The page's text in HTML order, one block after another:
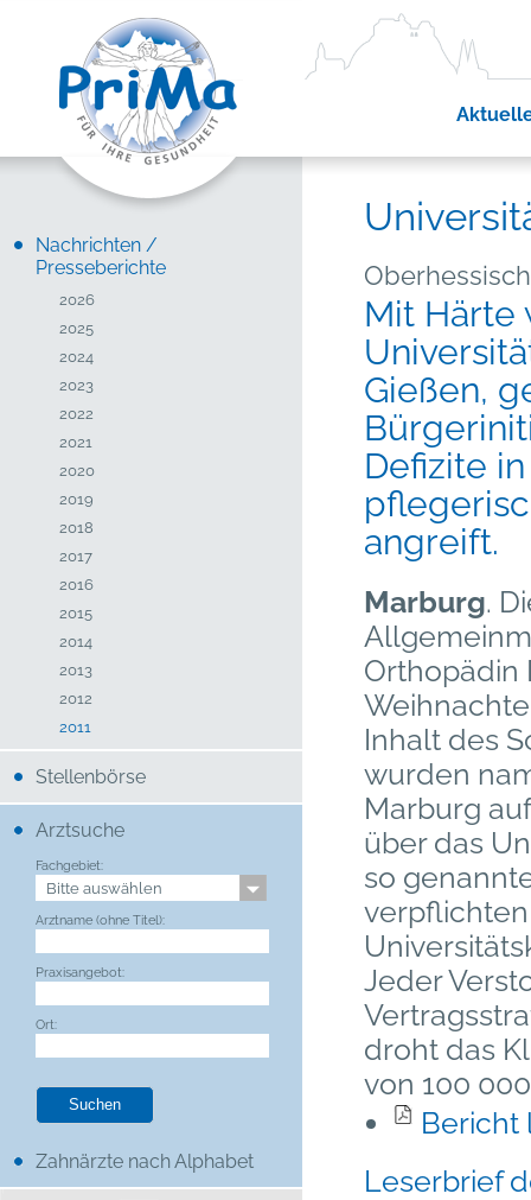
Nachrichten /
Presseberichte
2026
2025
2024
2023
2022
2021
2020
2019
2018
2017
2016
2015
2014
2013
2012
2011
Stellenbörse
Arztsuche
Fachgebiet:
Arztname (ohne Titel):
Praxisangebot:
Ort:
Zahnärzte nach Alphabet
Mit Härte
Gießen,
Defizite
angreift.
Marburg.
Orthopädin
Inhalt des
wurden
Marburg
über das
so
Jeder
droht das
von 100
Bericht
Leserbrief